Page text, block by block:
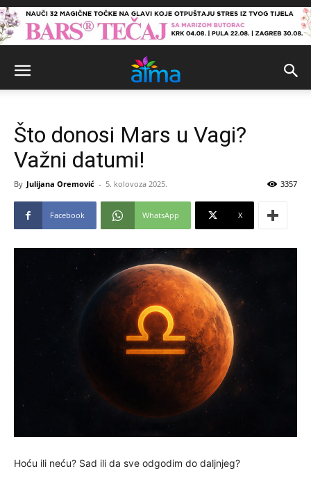
Što donosi Mars u Vagi?
Važni datumi!
By Julijana Oremović - 5. kolovoza 2025. 3357
Facebook WhatsApp X
Hoću ili neću? Sad ili da sve odgodim do daljnjeg?